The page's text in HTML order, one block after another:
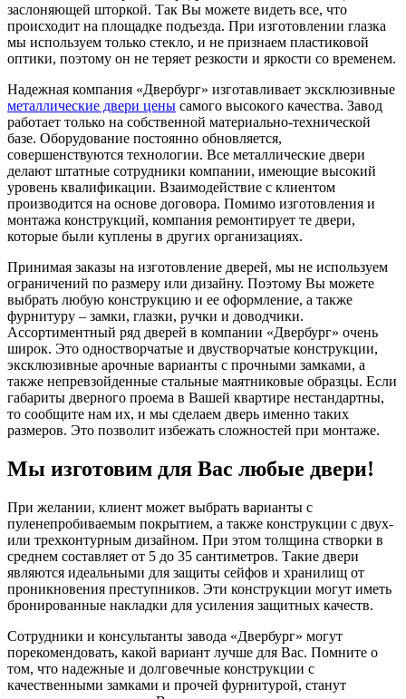
заслоняющей шторкой. Так Вы можете видеть все, что
происходит на площадке подъезда. При изготовлении глазка
мы используем только стекло, и не признаем пластиковой
оптики, поэтому он не теряет резкости и яркости со временем.
Надежная компания «Двербург» изготавливает эксклюзивные
металлические двери цены самого высокого качества. Завод
работает только на собственной материально-технической
базе. Оборудование постоянно обновляется,
совершенствуются технологии. Все металлические двери
делают штатные сотрудники компании, имеющие высокий
уровень квалификации. Взаимодействие с клиентом
производится на основе договора. Помимо изготовления и
монтажа конструкций, компания ремонтирует те двери,
которые были куплены в других организациях.
Принимая заказы на изготовление дверей, мы не используем
ограничений по размеру или дизайну. Поэтому Вы можете
выбрать любую конструкцию и ее оформление, а также
фурнитуру – замки, глазки, ручки и доводчики.
Ассортиментный ряд дверей в компании «Двербург» очень
широк. Это одностворчатые и двустворчатые конструкции,
эксклюзивные арочные варианты с прочными замками, а
также непревзойденные стальные маятниковые образцы. Если
габариты дверного проема в Вашей квартире нестандартны,
то сообщите нам их, и мы сделаем дверь именно таких
размеров. Это позволит избежать сложностей при монтаже.
Мы изготовим для Вас любые двери!
При желании, клиент может выбрать варианты с
пуленепробиваемым покрытием, а также конструкции с двух-
или трехконтурным дизайном. При этом толщина створки в
среднем составляет от 5 до 35 сантиметров. Такие двери
являются идеальными для защиты сейфов и хранилищ от
проникновения преступников. Эти конструкции могут иметь
бронированные накладки для усиления защитных качеств.
Сотрудники и консультанты завода «Двербург» могут
порекомендовать, какой вариант лучше для Вас. Помните о
том, что надежные и долговечные конструкции с
качественными замками и прочей фурнитурой, станут